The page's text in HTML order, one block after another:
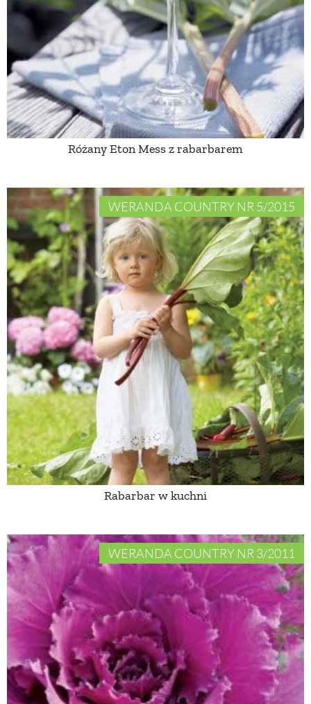
Różany Eton Mess z rabarbarem
WERANDA COUNTRY NR 5/2015
Rabarbar w kuchni
WERANDA COUNTRY NR 3/2011